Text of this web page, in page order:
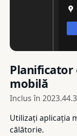
Planificator
mobilă
Inclus în
Utilizați aplicația
călătorie.